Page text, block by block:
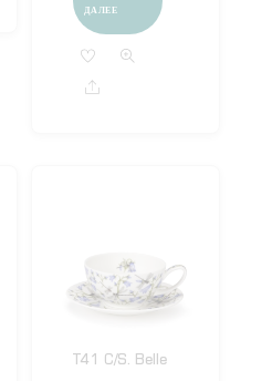
ДАЛЕЕ
Share
T41 C/S. Belle